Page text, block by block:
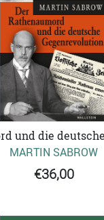
und die
MARTIN SABROW
€36,00